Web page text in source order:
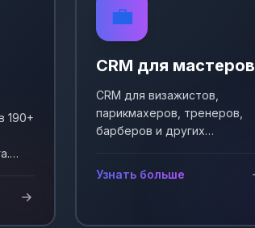
190+
💼
CRM для мастеров
CRM для визажистов,
парикмахеров, тренеров,
барберов и других
Узнать больше